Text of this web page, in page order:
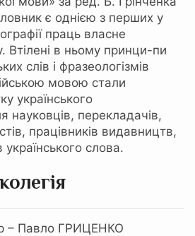
є однією з перших у
праць власне
Втілені в ньому принци-пи
слів і фразеологізмів
мовою стали
українського
науковців, перекладачів,
працівників видавництв,
українського слова.
– Павло ГРИЦЕНКО